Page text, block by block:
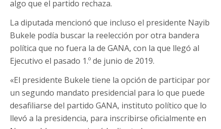
algo que el partido rechaza.
La diputada mencionó que incluso el presidente Nayib
Bukele podía buscar la reelección por otra bandera
política que no fuera la de GANA, con la que llegó al
Ejecutivo el pasado 1.º de junio de 2019.
«El presidente Bukele tiene la opción de participar por
un segundo mandato presidencial para lo que puede
desafiliarse del partido GANA, instituto político que lo
llevó a la presidencia, para inscribirse oficialmente en